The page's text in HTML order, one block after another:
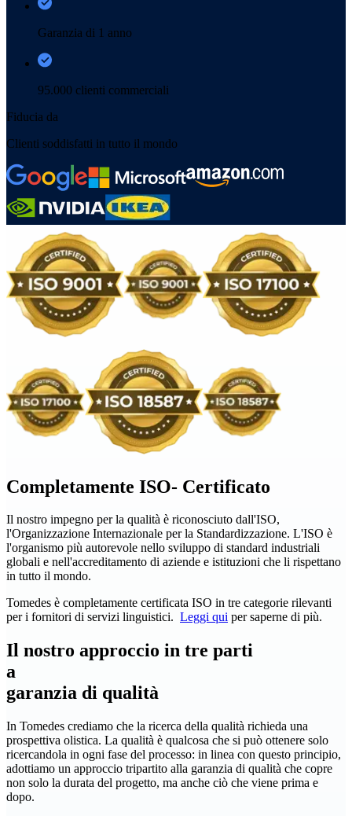
Garanzia di 1 anno
95.000 clienti commerciali
Fiducia da
Clienti soddisfatti in tutto il mondo
Completamente ISO- Certificato
Il nostro impegno per la qualità è riconosciuto dall'ISO,
l'Organizzazione Internazionale per la Standardizzazione. L'ISO è
l'organismo più autorevole nello sviluppo di standard industriali
globali e nell'accreditamento di aziende e istituzioni che li rispettano
in tutto il mondo.
Tomedes è completamente certificata ISO in tre categorie rilevanti
per i fornitori di servizi linguistici. Leggi qui per saperne di più.
Il nostro approccio in tre parti
a
garanzia di qualità
In Tomedes crediamo che la ricerca della qualità richieda una
prospettiva olistica. La qualità è qualcosa che si può ottenere solo
ricercandola in ogni fase del processo: in linea con questo principio,
adottiamo un approccio tripartito alla garanzia di qualità che copre
non solo la durata del progetto, ma anche ciò che viene prima e
dopo.